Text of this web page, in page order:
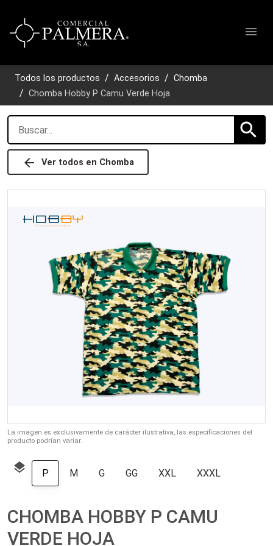
menu
Todos los productos Accesorios
Chomba
Chomba Hobby P Camu Verde Hoja
arrow_back Ver todos en Chomba
search
La imagen es exclusivamente de carácter ilustrativa, las especificaciones del
producto podrían variar.
layers P M G GG XXL XXXL
CHOMBA HOBBY P CAMU
VERDE HOJA